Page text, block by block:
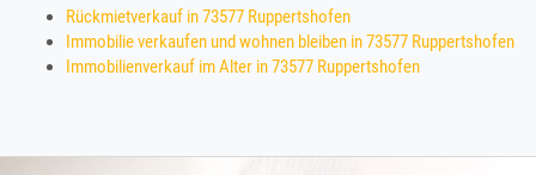
Rückmietverkauf in 73577 Ruppertshofen
Immobilie verkaufen und wohnen bleiben in 73577 Ruppertshofen
Immobilienverkauf im Alter in 73577 Ruppertshofen